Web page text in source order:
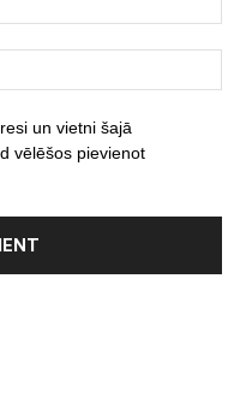
un vietni šajā
vēlēšos pievienot